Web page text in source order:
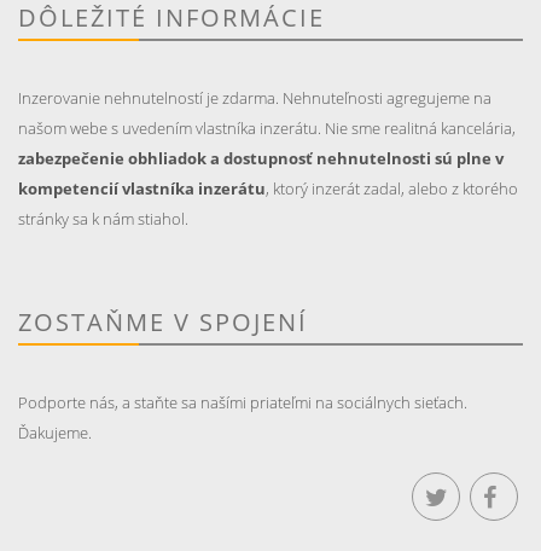
DÔLEŽITÉ INFORMÁCIE
Inzerovanie nehnutelností je zdarma. Nehnuteľnosti agregujeme na
našom webe s uvedením vlastníka inzerátu. Nie sme realitná kancelária,
zabezpečenie obhliadok a dostupnosť nehnutelnosti sú plne v
kompetencií vlastníka inzerátu, ktorý inzerát zadal, alebo z ktorého
stránky sa k nám stiahol.
ZOSTAŇME V SPOJENÍ
Podporte nás, a staňte sa našími priateľmi na sociálnych sieťach.
Ďakujeme.